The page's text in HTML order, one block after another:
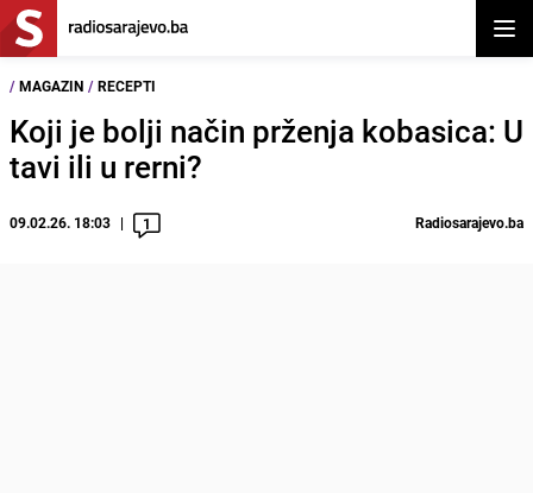
/ MAGAZIN / RECEPTI
Koji je bolji način prženja kobasica: U
tavi ili u rerni?
09.02.26. 18:03 1 Radiosarajevo.ba